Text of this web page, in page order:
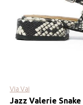
Via Vai
Jazz Valerie Snake